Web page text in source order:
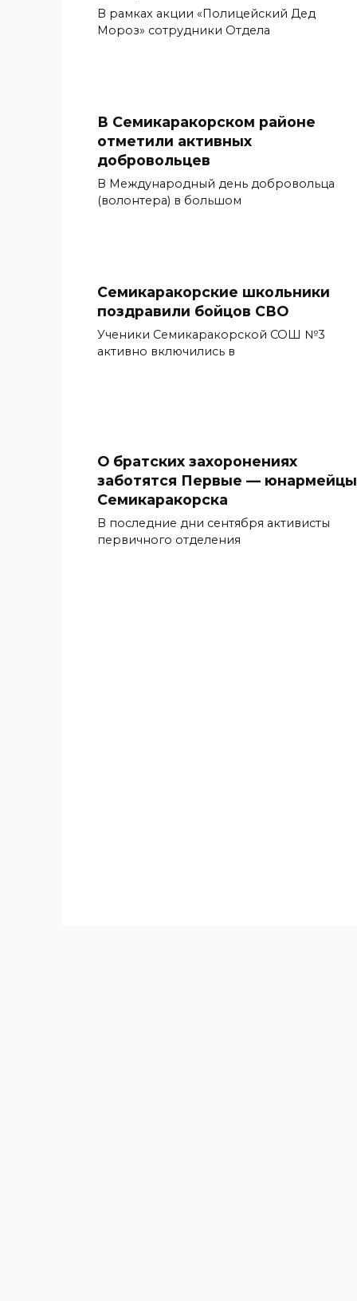
В рамках акции «Полицейский Дед
Мороз» сотрудники Отдела
В Семикаракорском районе
отметили активных
добровольцев
В Международный день добровольца
(волонтера) в большом
Семикаракорские школьники
поздравили бойцов СВО
Ученики Семикаракорской СОШ №3
активно включились в
О братских захоронениях
заботятся Первые — юнармейцы
Семикаракорска
В последние дни сентября активисты
первичного отделения